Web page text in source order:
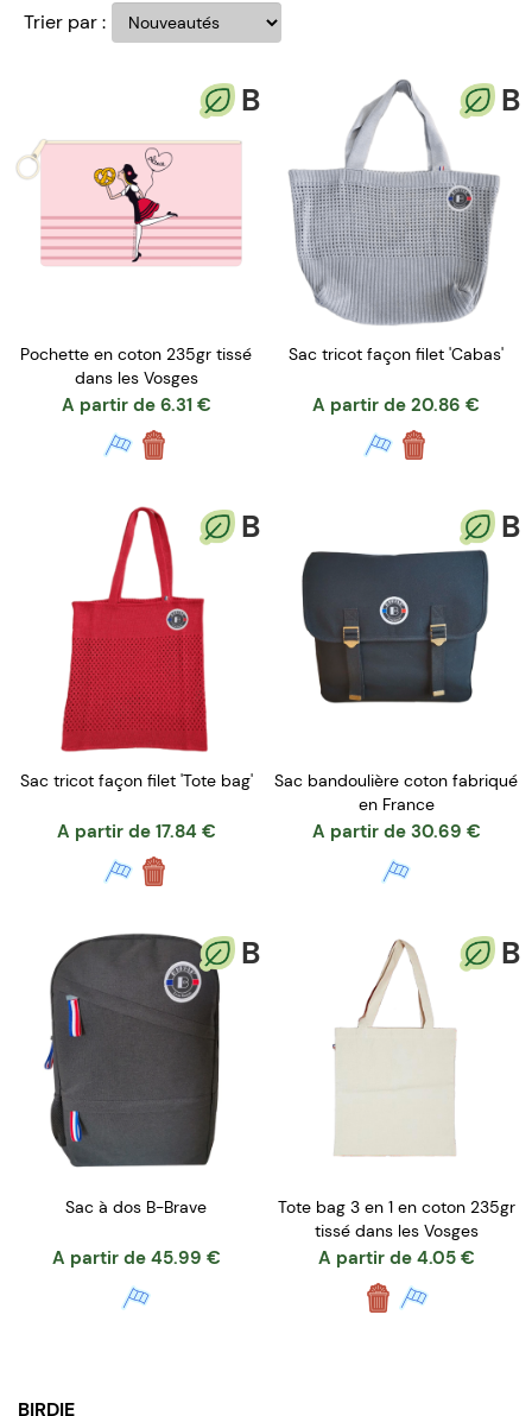
Trier par :
B
Pochette en coton 235gr tissé
dans les Vosges
A partir de 6.31 €
B
Sac tricot façon filet 'Cabas'
A partir de 20.86 €
B
Sac tricot façon filet 'Tote bag'
A partir de 17.84 €
B
Sac bandoulière coton fabriqué
en France
A partir de 30.69 €
B
Sac à dos B-Brave
A partir de 45.99 €
B
Tote bag 3 en 1 en coton 235gr
tissé dans les Vosges
A partir de 4.05 €
BIRDIE